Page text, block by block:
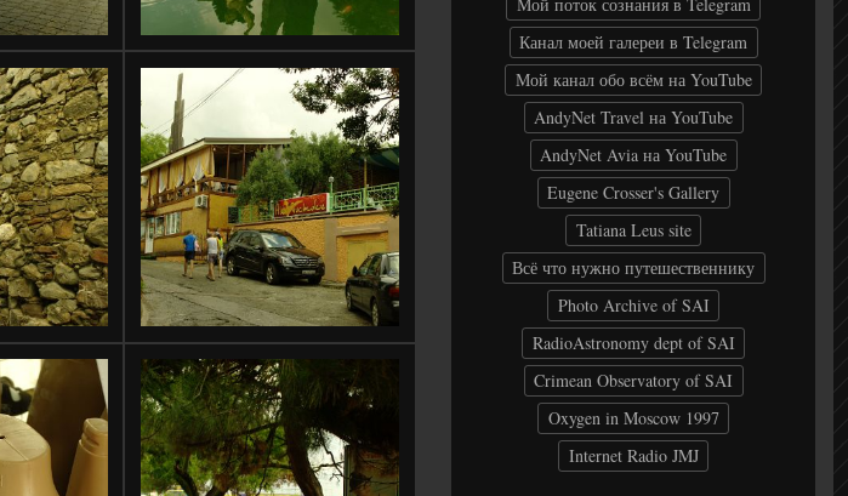
Мой поток сознания в Telegram
Канал моей галереи в Telegram
Мой канал обо всём на YouTube
AndyNet Travel на YouTube
AndyNet Avia на YouTube
Eugene Crosser's Gallery
Tatiana Leus site
Всё что нужно путешественнику
Photo Archive of SAI
RadioAstronomy dept of SAI
Crimean Observatory of SAI
Oxygen in Moscow 1997
Internet Radio JMJ